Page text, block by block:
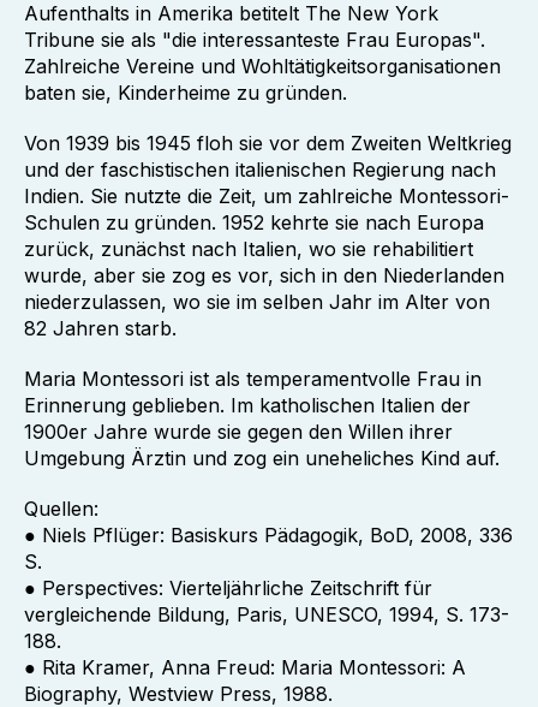
Aufenthalts in Amerika betitelt The New York
Tribune sie als "die interessanteste Frau Europas".
Zahlreiche Vereine und Wohltätigkeitsorganisationen
baten sie, Kinderheime zu gründen.
Von 1939 bis 1945 floh sie vor dem Zweiten Weltkrieg
und der faschistischen italienischen Regierung nach
Indien. Sie nutzte die Zeit, um zahlreiche Montessori-
Schulen zu gründen. 1952 kehrte sie nach Europa
zurück, zunächst nach Italien, wo sie rehabilitiert
wurde, aber sie zog es vor, sich in den Niederlanden
niederzulassen, wo sie im selben Jahr im Alter von
82 Jahren starb.
Maria Montessori ist als temperamentvolle Frau in
Erinnerung geblieben. Im katholischen Italien der
1900er Jahre wurde sie gegen den Willen ihrer
Umgebung Ärztin und zog ein uneheliches Kind auf.
Quellen:
● Niels Pflüger: Basiskurs Pädagogik, BoD, 2008, 336
S.
● Perspectives: Vierteljährliche Zeitschrift für
vergleichende Bildung, Paris, UNESCO, 1994, S. 173-
188.
● Rita Kramer, Anna Freud: Maria Montessori: A
Biography, Westview Press, 1988.